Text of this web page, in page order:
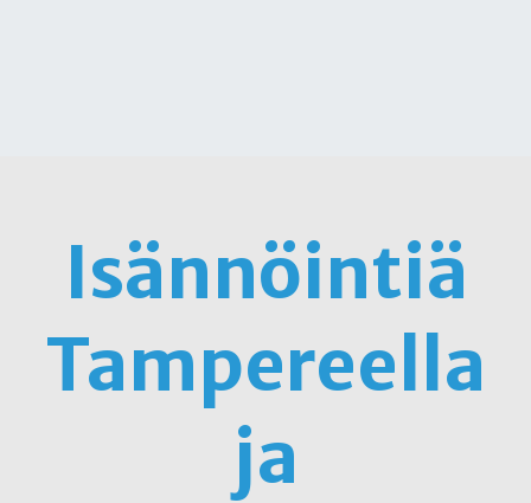
Isännöintiä
Tampereella
ja